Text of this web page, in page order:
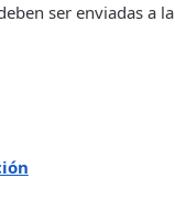
ser enviadas a la